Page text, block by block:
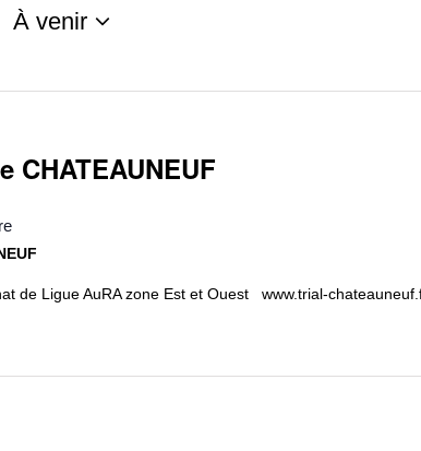
À venir
une
CHATEAUNEUF
de Ligue AuRA zone Est et Ouest www.trial-